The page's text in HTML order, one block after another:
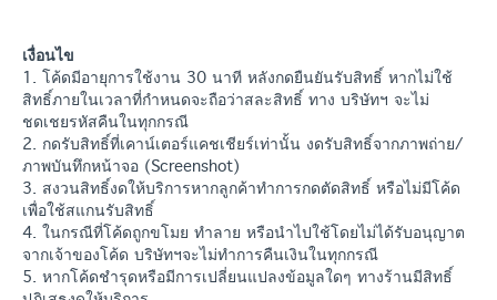
เงื่อนไข
1. โค้ดมีอายุการใช้งาน 30 นาที หลังกดยืนยันรับสิทธิ์ หากไม่ใช้
สิทธิ์ภายในเวลาที่กำหนดจะถือว่าสละสิทธิ์ ทาง บริษัทฯ จะไม่
ชดเชยรหัสคืนในทุกกรณี
2. กดรับสิทธิ์ที่เคาน์เตอร์แคชเชียร์เท่านั้น งดรับสิทธิ์จากภาพถ่าย/
ภาพบันทึกหน้าจอ (Screenshot)
3. สงวนสิทธิ์งดให้บริการหากลูกค้าทำการกดตัดสิทธิ์ หรือไม่มีโค้ด
เพื่อใช้สแกนรับสิทธิ์
4. ในกรณีที่โค้ดถูกขโมย ทำลาย หรือนำไปใช้โดยไม่ได้รับอนุญาต
จากเจ้าของโค้ด บริษัทฯจะไม่ทำการคืนเงินในทุกกรณี
5. หากโค้ดชำรุดหรือมีการเปลี่ยนแปลงข้อมูลใดๆ ทางร้านมีสิทธิ์